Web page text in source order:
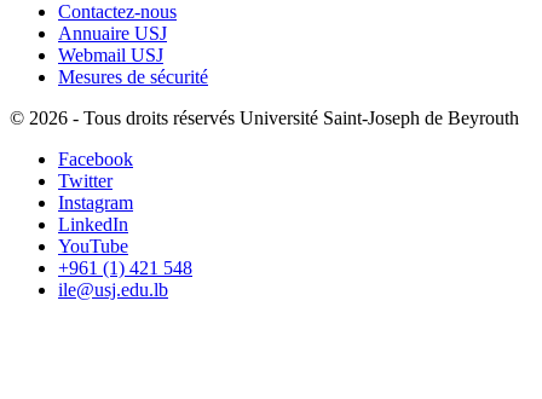
Contactez-nous
Annuaire USJ
Webmail USJ
Mesures de sécurité
© 2026 - Tous droits réservés Université Saint-Joseph de Beyrouth
Facebook
Twitter
Instagram
LinkedIn
YouTube
+961 (1) 421 548
ile@usj.edu.lb